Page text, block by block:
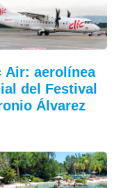
Air: aerolínea
del Festival
Álvarez